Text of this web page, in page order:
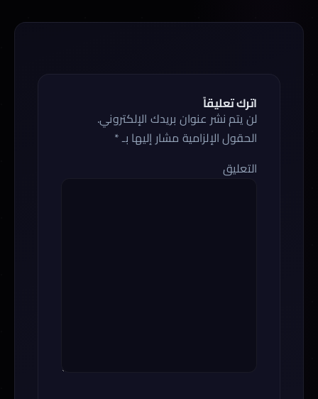
اترك تعليقاً
لن يتم نشر عنوان بريدك الإلكتروني.
الحقول الإلزامية مشار إليها بـ*
التعليق